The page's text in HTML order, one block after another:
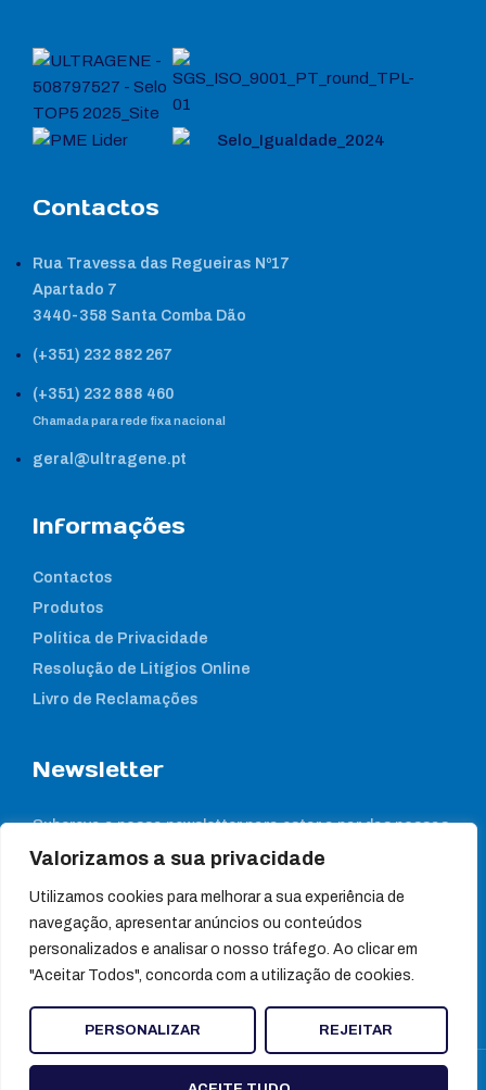
Valorizamos a sua privacidade
Utilizamos cookies para melhorar a sua experiência de
navegação, apresentar anúncios ou conteúdos
personalizados e analisar o nosso tráfego. Ao clicar em
"Aceitar Todos", concorda com a utilização de cookies.
PERSONALIZAR REJEITAR
Contactos
Rua Travessa das Regueiras Nº17
Apartado 7
3440-358 Santa Comba Dão
(+351) 232 882 267
(+351) 232 888 460
Chamada para rede fixa nacional
geral@ultragene.pt
Informações
Contactos
Produtos
Política de Privacidade
Resolução de Litígios Online
Livro de Reclamações
Newsletter
Subcreva a nossa newsletter para estar a par das nossas
notícias
© Ultragene